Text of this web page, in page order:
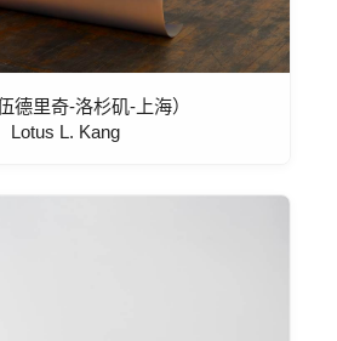
德里奇-洛杉矶-上海）
Lotus L. Kang